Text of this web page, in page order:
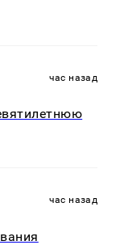
час назад
час назад